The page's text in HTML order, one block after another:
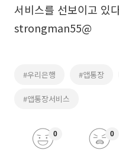
서비스를 선보이고 있
strongman55@
#우리은행 #앱통장
#앱통장서비스
0 0